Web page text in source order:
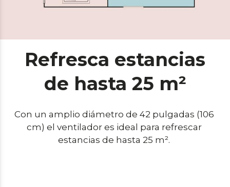
Refresca estancias
de hasta 25 m²
Con un amplio diámetro de 42 pulgadas (106
cm) el ventilador es ideal para refrescar
estancias de hasta 25 m².